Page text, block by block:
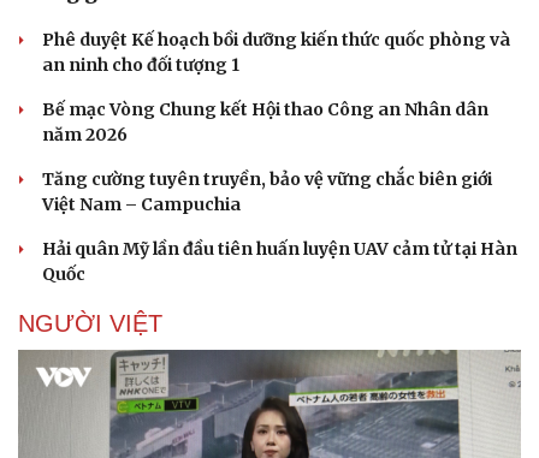
Doanh nghiệp
Thông tin doanh nghiệp
Doanh nghiệp 24h
Doanh nhân
Công nghệ
Tin Công nghệ
Phê duyệt Kế hoạch bồi dưỡng kiến thức quốc phòng và
an ninh cho đối tượng 1
Bế mạc Vòng Chung kết Hội thao Công an Nhân dân
năm 2026
Tăng cường tuyên truyền, bảo vệ vững chắc biên giới
Việt Nam – Campuchia
Hải quân Mỹ lần đầu tiên huấn luyện UAV cảm tử tại Hàn
Quốc
NGƯỜI VIỆT